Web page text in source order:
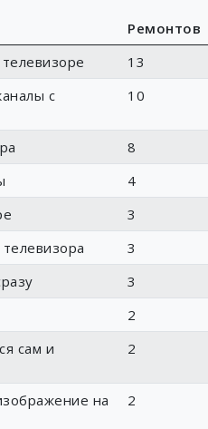
Ремонтов
13
с
10
8
4
3
3
3
2
сам и
2
на
2